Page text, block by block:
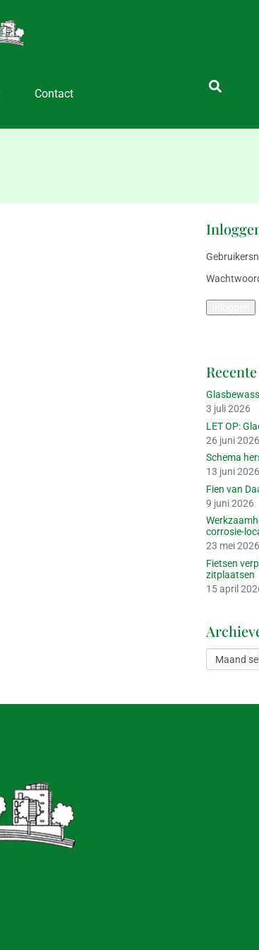
Contact
3 juli 2026
LET OP:
26 juni 2026
Schema
13 juni 2026
Fien van
9 juni 2026
corrosie-
23 mei 2026
Fietsen
zitplaatsen
15 april